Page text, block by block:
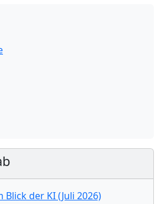
der KI (Juli 2026)